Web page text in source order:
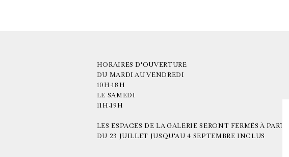
HORAIRES D'OUVERTURE
DU MARDI AU VENDREDI
10H-18H
LE SAMEDI
11H-19H
LES ESPACES DE LA GALERIE SERONT FERMÉS À PARTIR
DU 23 JUILLET JUSQU'AU 4 SEPTEMBRE INCLUS